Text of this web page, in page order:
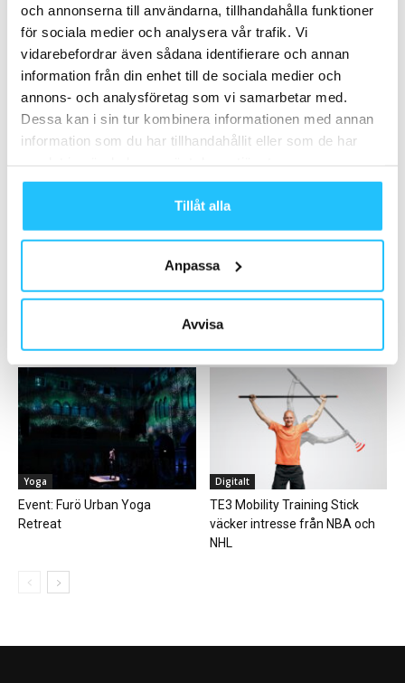
och annonserna till användarna, tillhandahålla funktioner
för sociala medier och analysera vår trafik. Vi
vidarebefordrar även sådana identifierare och annan
information från din enhet till de sociala medier och
annons- och analysföretag som vi samarbetar med.
Dessa kan i sin tur kombinera informationen med annan
information som du har tillhandahållit eller som de har
Tillåt alla
Anpassa
Avvisa
tillbaka efter pandemiåren
2023-10-03
Ladda fler
HETAST JUST NU
Träningskedjan STC på
Business
Ny global rapport från Les Mills:
”MVP-medlemmar” nyckeln till
Yoga
Event: Furö Urban Yoga
Retreat
Digitalt
TE3 Mobility Training Stick
väcker intresse från NBA och
NHL